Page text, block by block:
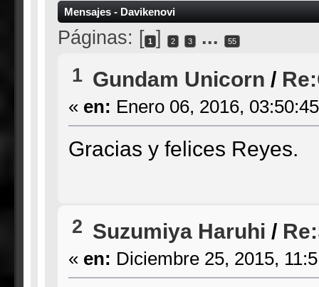
Mensajes - Davikenovi
Páginas: [ 1 ] 2 3 ... 55
1 Gundam Unicorn /
« en: Enero 06, 2016,
Gracias y felices Reyes.
2 Suzumiya Haruhi /
« en: Diciembre 25, 2015,